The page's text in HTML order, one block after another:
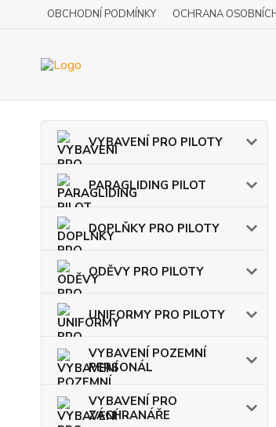
OBCHODNÍ PODMÍNKY OCHRANA
VYBAVENÍ PRO PILOTY
PARAGLIDING PILOT
DOPLŇKY PRO PILOTY
ODĚVY PRO PILOTY
UNIFORMY PRO PILOTY
VYBAVENÍ POZEMNÍ
PERSONÁL
VYBAVENÍ PRO
ZÁCHRANÁŘE